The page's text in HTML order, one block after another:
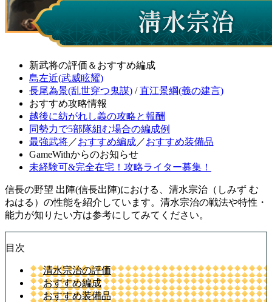
新武将の評価＆おすすめ編成
島左近(武威眩耀)
長尾為景(乱世穿つ鬼謀) /直江景綱(義の建言)
おすすめ攻略情報
越後に紡がれし義の攻略と報酬
同勢力で5部隊組む場合の編成例
最強武将／おすすめ編成／おすすめ装備品
GameWithからのお知らせ
未経験可&完全在宅！攻略ライター募集！
信長の野望 出陣(信長出陣)における、清水宗治（しみず む
ねはる）の性能を紹介しています。清水宗治の戦法や特性・
能力が知りたい方は参考にしてみてください。
目次
清水宗治の評価
おすすめ編成
おすすめ装備品